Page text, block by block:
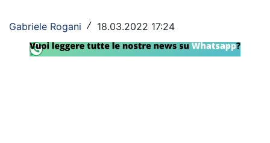
Rassegna Lazio
Social
Gabriele Rogani / 18.03.2022 17:24